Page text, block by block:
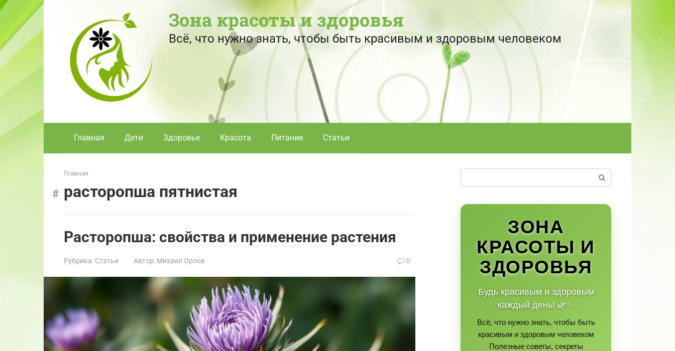
Перейти
контенту
Зона красоты и здоровья
Всё, что нужно знать, чтобы быть красивым и здоровым человеком
Главная Дети Здоровье Красота Питание Статьи
Главная
расторопша пятнистая
Расторопша: свойства и применение растения
Рубрика: Статьи Автор: Михаил Орлов 0
ЗОНА
КРАСОТЫ И
ЗДОРОВЬЯ
Будь красивым и здоровым
каждый день! 🌿✨
Всё, что нужно знать, чтобы быть
красивым и здоровым человеком
Полезные советы, секреты